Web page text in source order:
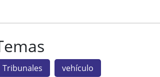
Tribunales vehículo